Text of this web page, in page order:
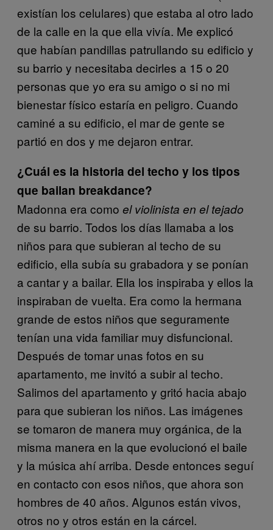
existían los celulares) que estaba al otro lado
de la calle en la que ella vivía. Me explicó
que habían pandillas patrullando su edificio y
su barrio y necesitaba decirles a 15 o 20
personas que yo era su amigo o si no mi
bienestar físico estaría en peligro. Cuando
caminé a su edificio, el mar de gente se
partió en dos y me dejaron entrar.
¿Cuál es la historia del techo y los tipos
que bailan breakdance?
Madonna era como el violinista en el tejado
de su barrio. Todos los días llamaba a los
niños para que subieran al techo de su
edificio, ella subía su grabadora y se ponían
a cantar y a bailar. Ella los inspiraba y ellos la
inspiraban de vuelta. Era como la hermana
grande de estos niños que seguramente
tenían una vida familiar muy disfuncional.
Después de tomar unas fotos en su
apartamento, me invitó a subir al techo.
Salimos del apartamento y gritó hacia abajo
para que subieran los niños. Las imágenes
se tomaron de manera muy orgánica, de la
misma manera en la que evolucionó el baile
y la música ahí arriba. Desde entonces seguí
en contacto con esos niños, que ahora son
hombres de 40 años. Algunos están vivos,
otros no y otros están en la cárcel.